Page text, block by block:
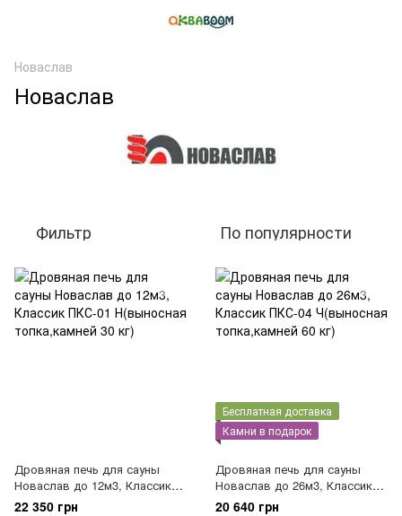
Новаслав
Новаслав
Фильтр По популярности
Дровяная печь для сауны
Новаслав до 12м3, Классик
ПКС-01 Н(выносная
22 350 грн
Бесплатная доставка
Камни в подарок
Дровяная печь для сауны
Новаслав до 26м3, Классик
ПКС-04 Ч(выносная
20 640 грн